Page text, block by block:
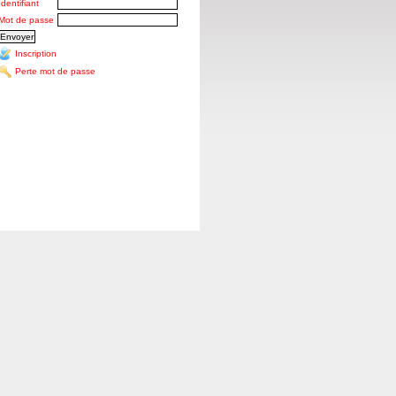
Identifiant
de passe
Inscription
Perte mot de passe